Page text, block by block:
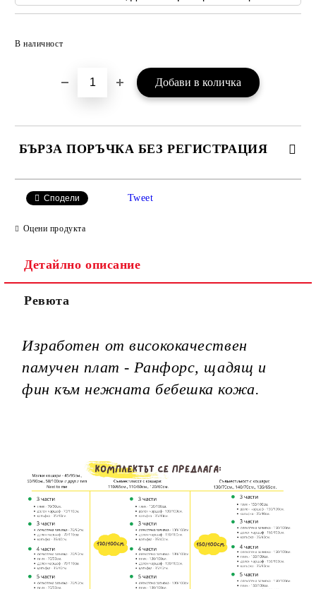
В наличност
БЪРЗА ПОРЪЧКА БЕЗ РЕГИСТРАЦИЯ
Сподели Tweet
Оцени продукта
Детайлно описание
Ревюта
Изработен от висококачествен
памучен плат - Ранфорс, щадящ и
фин към нежната бебешка кожа.